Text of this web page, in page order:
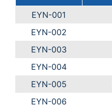
EYN-001
EYN-002
EYN-003
EYN-004
EYN-005
EYN-006